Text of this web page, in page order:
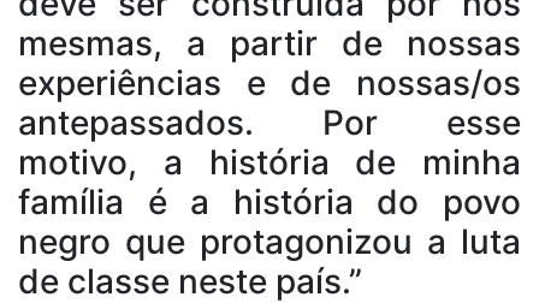
mesmas, a partir de nossas
experiências e de nossas/os
antepassados. Por esse
motivo, a história de minha
família é a história do povo
negro que protagonizou a luta
de classe neste país.”